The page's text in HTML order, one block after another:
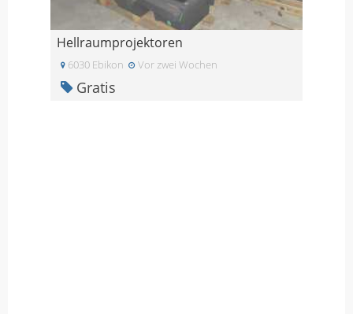
Hellraumprojektoren
6030 Ebikon Vor zwei Wochen
Gratis